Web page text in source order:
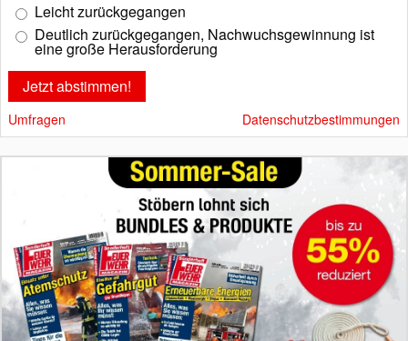
Leicht zurückgegangen
Deutlich zurückgegangen, Nachwuchsgewinnung ist
eine große Herausforderung
Umfragen Datenschutzbestimmungen